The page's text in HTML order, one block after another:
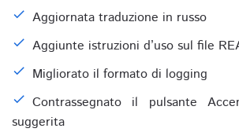
Aggiornata traduzione in russo
Aggiunte istruzioni d’uso sul file
Migliorato il formato di logging
Contrassegnato il pulsante
suggerita